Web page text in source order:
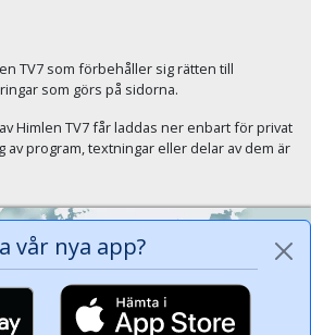
vår nya app?
TV7 som förbehåller sig rätten till
som görs på sidorna.
Himlen TV7 får laddas ner enbart för privat
av program, textningar eller delar av dem är
bekänna att Jesus Kristus
Fadern till ära. (Fil 2:11)